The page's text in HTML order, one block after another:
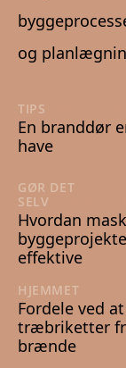
og
TIPS
En branddør
have
GØR DET
SELV
Hvordan
effektive
HJEMMET
Fordele ved
træbriketter
brænde